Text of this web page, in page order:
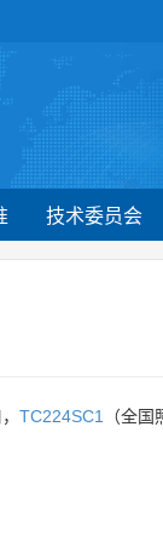
技术委员会
TC224SC1 （全